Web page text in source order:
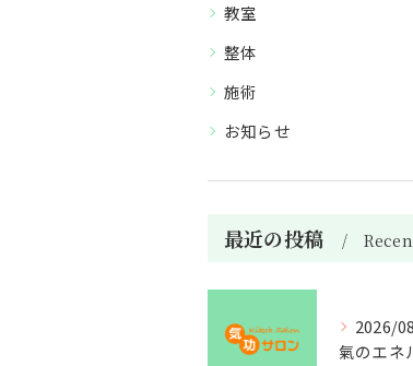
教室
整体
施術
お知らせ
最近の投稿
2026/